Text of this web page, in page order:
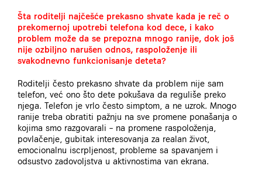
Šta roditelji najčešće prekasno shvate kada je reč o
prekomernoj upotrebi telefona kod dece, i kako
problem može da se prepozna mnogo ranije, dok još
nije ozbiljno narušen odnos, raspoloženje ili
svakodnevno funkcionisanje deteta?
Roditelji često prekasno shvate da problem nije sam
telefon, već ono što dete pokušava da reguliše preko
njega. Telefon je vrlo često simptom, a ne uzrok. Mnogo
ranije treba obratiti pažnju na sve promene ponašanja o
kojima smo razgovarali – na promene raspoloženja,
povlačenje, gubitak interesovanja za realan život,
emocionalnu iscrpljenost, probleme sa spavanjem i
odsustvo zadovoljstva u aktivnostima van ekrana.